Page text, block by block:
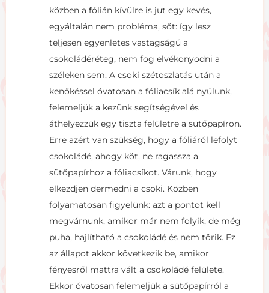
közben a fólián kívülre is jut egy kevés,
egyáltalán nem probléma, sőt: így lesz
teljesen egyenletes vastagságú a
csokoládéréteg, nem fog elvékonyodni a
széleken sem. A csoki szétoszlatás után a
kenőkéssel óvatosan a fóliacsík alá nyúlunk,
felemeljük a kezünk segítségével és
áthelyezzük egy tiszta felületre a sütőpapíron.
Erre azért van szükség, hogy a fóliáról lefolyt
csokoládé, ahogy köt, ne ragassza a
sütőpapírhoz a fóliacsíkot. Várunk, hogy
elkezdjen dermedni a csoki. Közben
folyamatosan figyelünk: azt a pontot kell
megvárnunk, amikor már nem folyik, de még
puha, hajlítható a csokoládé és nem törik. Ez
az állapot akkor következik be, amikor
fényesről mattra vált a csokoládé felülete.
Ekkor óvatosan felemeljük a sütőpapírról a